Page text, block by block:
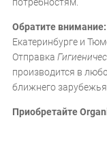
потребностям.
Обратите внимание:
Екатеринбурге и
Отправка
производится в
ближнего
Приобретайте